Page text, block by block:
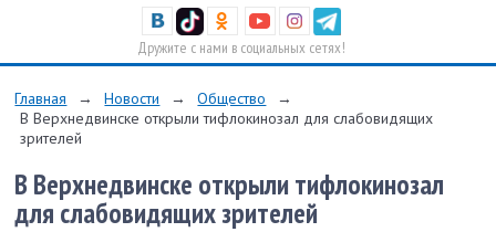
Дружите с нами в социальных сетях!
Главная → Новости → Общество
→
В Верхнедвинске открыли тифлокинозал для слабовидящих
зрителей
В Верхнедвинске открыли тифлокинозал
для слабовидящих зрителей